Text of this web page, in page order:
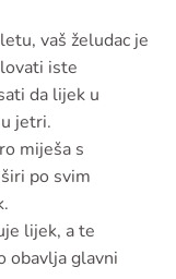
vaš želudac je
iste
da lijek u
jetri.
miješa s
po svim
lijek, a te
obavlja glavni